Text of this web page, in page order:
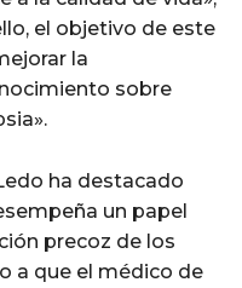
el objetivo de este
la
sobre
ha destacado
un papel
precoz de los
a que el médico de